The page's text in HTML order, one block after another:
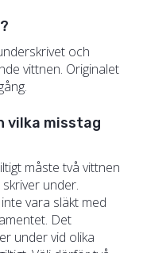
och
vittnen. Originalet
vilka misstag
måste två vittnen
under.
vara släkt med
Det
under vid olika